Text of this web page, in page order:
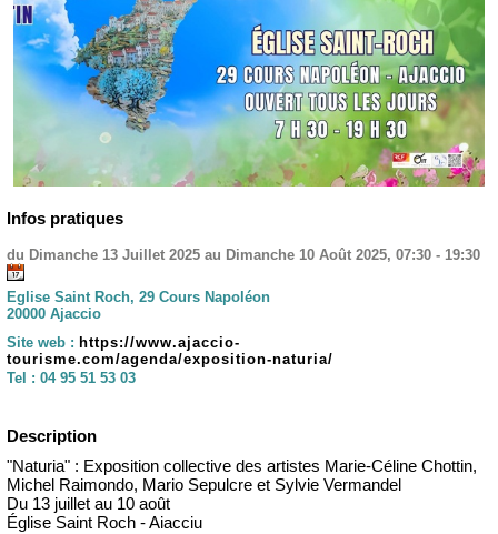
Infos pratiques
du Dimanche 13 Juillet 2025 au Dimanche 10 Août 2025, 07:30 - 19:30
Eglise Saint Roch, 29 Cours Napoléon
20000 Ajaccio
Site web : https://www.ajaccio-
tourisme.com/agenda/exposition-naturia/
Tel : 04 95 51 53 03
Description
"Naturia" : Exposition collective des artistes Marie-Céline Chottin,
Michel Raimondo, Mario Sepulcre et Sylvie Vermandel
Du 13 juillet au 10 août
Église Saint Roch - Aiacciu